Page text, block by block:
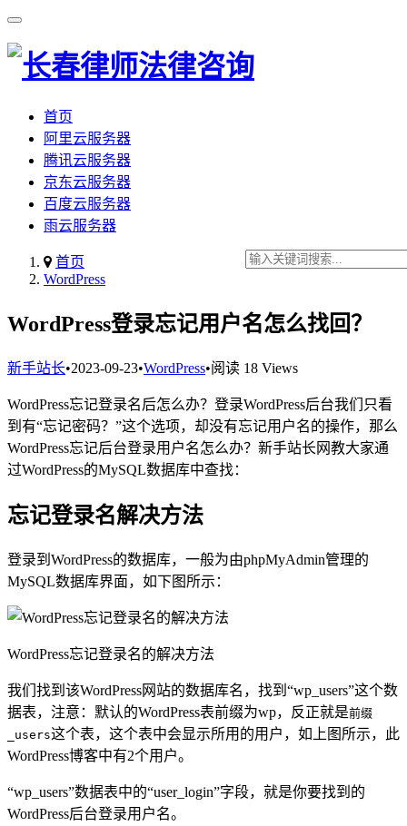
首页
阿里云服务器
腾讯云服务器
京东云服务器
百度云服务器
雨云服务器
首页
WordPress
WordPress登录忘记用户名怎么找回？
新手站长•2023-09-23•WordPress•阅读 18 Views
WordPress忘记登录名后怎么办？登录WordPress后台我们只看
到有“忘记密码？”这个选项，却没有忘记用户名的操作，那么
WordPress忘记后台登录用户名怎么办？新手站长网教大家通
过WordPress的MySQL数据库中查找：
忘记登录名解决方法
登录到WordPress的数据库，一般为由phpMyAdmin管理的
MySQL数据库界面，如下图所示：
WordPress忘记登录名的解决方法
我们找到该WordPress网站的数据库名，找到“wp_users”这个数
据表，注意：默认的WordPress表前缀为wp，反正就是前缀
_users这个表，这个表中会显示所用的用户，如上图所示，此
WordPress博客中有2个用户。
“wp_users”数据表中的“user_login”字段，就是你要找到的
WordPress后台登录用户名。